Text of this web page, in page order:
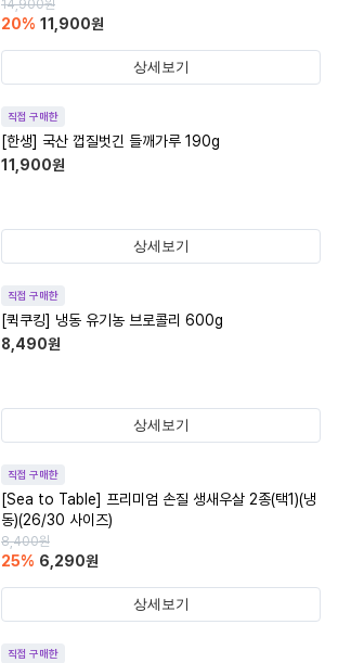
14,900원
20% 11,900원
상세보기
직접 구매한
[한생] 국산 껍질벗긴 들깨가루 190g
11,900원
상세보기
직접 구매한
[퀵쿠킹] 냉동 유기농 브로콜리 600g
8,490원
상세보기
직접 구매한
[Sea to Table] 프리미엄 손질 생새우살 2종(택1)(냉
동)(26/30 사이즈)
8,400원
25% 6,290원
상세보기
직접 구매한